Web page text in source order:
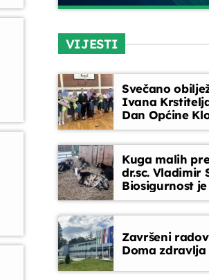
EPP reklame
15:45 - 16:00
Glazbeni blok
emisija. Blok dobre glazbe
domaće i strane pjesme koje
svakodnevne trenutke
VIJESTI
Svečano
Ivana
Dan Općine
Kuga malih
dr.sc. Vladimir
Biosigurnost
sprječavanje
Završeni
Doma zdravlja